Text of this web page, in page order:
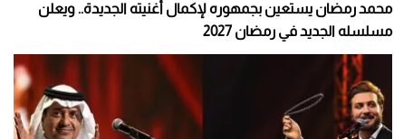
محمد رمضان يستعين بجمهوره لإكمال أغنيته الجديدة.. ويعلن
مسلسله الجديد في رمضان 2027